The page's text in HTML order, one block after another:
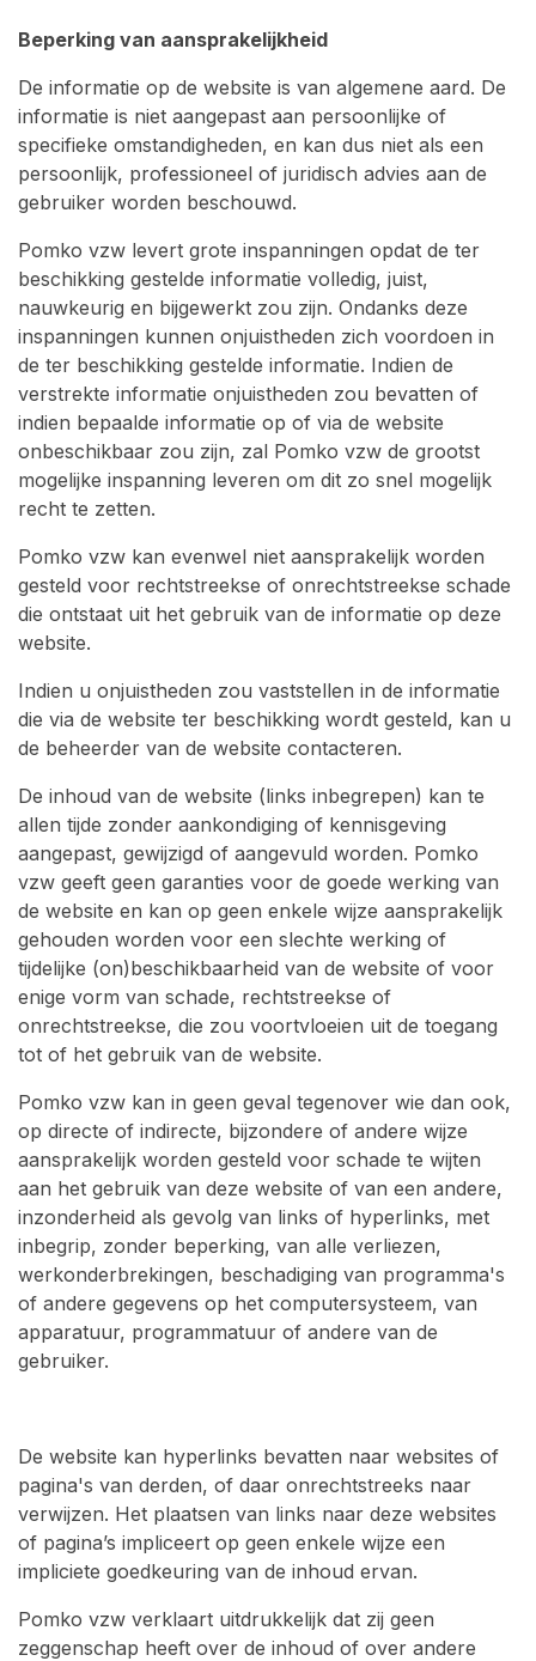
Beperking van aansprakelijkheid
De informatie op de website is van algemene aard. De
informatie is niet aangepast aan persoonlijke of
specifieke omstandigheden, en kan dus niet als een
persoonlijk, professioneel of juridisch advies aan de
gebruiker worden beschouwd.
Pomko vzw levert grote inspanningen opdat de ter
beschikking gestelde informatie volledig, juist,
nauwkeurig en bijgewerkt zou zijn. Ondanks deze
inspanningen kunnen onjuistheden zich voordoen in
de ter beschikking gestelde informatie. Indien de
verstrekte informatie onjuistheden zou bevatten of
indien bepaalde informatie op of via de website
onbeschikbaar zou zijn, zal Pomko vzw de grootst
mogelijke inspanning leveren om dit zo snel mogelijk
recht te zetten.
Pomko vzw kan evenwel niet aansprakelijk worden
gesteld voor rechtstreekse of onrechtstreekse schade
die ontstaat uit het gebruik van de informatie op deze
website.
Indien u onjuistheden zou vaststellen in de informatie
die via de website ter beschikking wordt gesteld, kan u
de beheerder van de website contacteren.
De inhoud van de website (links inbegrepen) kan te
allen tijde zonder aankondiging of kennisgeving
aangepast, gewijzigd of aangevuld worden. Pomko
vzw geeft geen garanties voor de goede werking van
de website en kan op geen enkele wijze aansprakelijk
gehouden worden voor een slechte werking of
tijdelijke (on)beschikbaarheid van de website of voor
enige vorm van schade, rechtstreekse of
onrechtstreekse, die zou voortvloeien uit de toegang
tot of het gebruik van de website.
Pomko vzw kan in geen geval tegenover wie dan ook,
op directe of indirecte, bijzondere of andere wijze
aansprakelijk worden gesteld voor schade te wijten
aan het gebruik van deze website of van een andere,
inzonderheid als gevolg van links of hyperlinks, met
inbegrip, zonder beperking, van alle verliezen,
werkonderbrekingen, beschadiging van programma's
of andere gegevens op het computersysteem, van
apparatuur, programmatuur of andere van de
gebruiker.
De website kan hyperlinks bevatten naar websites of
pagina's van derden, of daar onrechtstreeks naar
verwijzen. Het plaatsen van links naar deze websites
of pagina’s impliceert op geen enkele wijze een
impliciete goedkeuring van de inhoud ervan.
Pomko vzw verklaart uitdrukkelijk dat zij geen
zeggenschap heeft over de inhoud of over andere